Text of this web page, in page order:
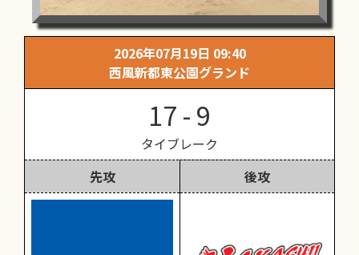
2026年07月19日 09:40
西風新都東公園グランド
17 - 9
タイブレーク
先攻
後攻